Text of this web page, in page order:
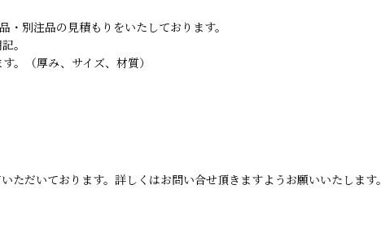
別注品の見積もりをいたしております。
。
。（厚み、サイズ、材質）
だいております。詳しくはお問い合せ頂きますようお願いいたします。